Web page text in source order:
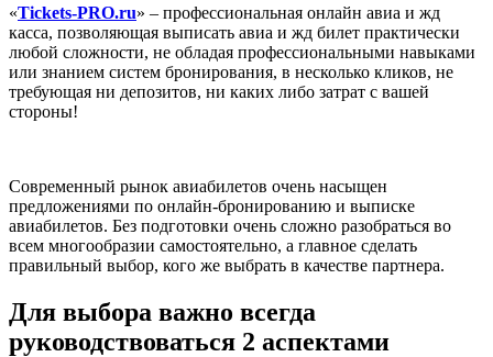
«Tickets-PRO.ru» – профессиональная онлайн авиа и жд
касса, позволяющая выписать авиа и жд билет практически
любой сложности, не обладая профессиональными навыками
или знанием систем бронирования, в несколько кликов, не
требующая ни депозитов, ни каких либо затрат с вашей
стороны!
Современный рынок авиабилетов очень насыщен
предложениями по онлайн-бронированию и выписке
авиабилетов. Без подготовки очень сложно разобраться во
всем многообразии самостоятельно, а главное сделать
правильный выбор, кого же выбрать в качестве партнера.
Для выбора важно всегда
руководствоваться 2 аспектами